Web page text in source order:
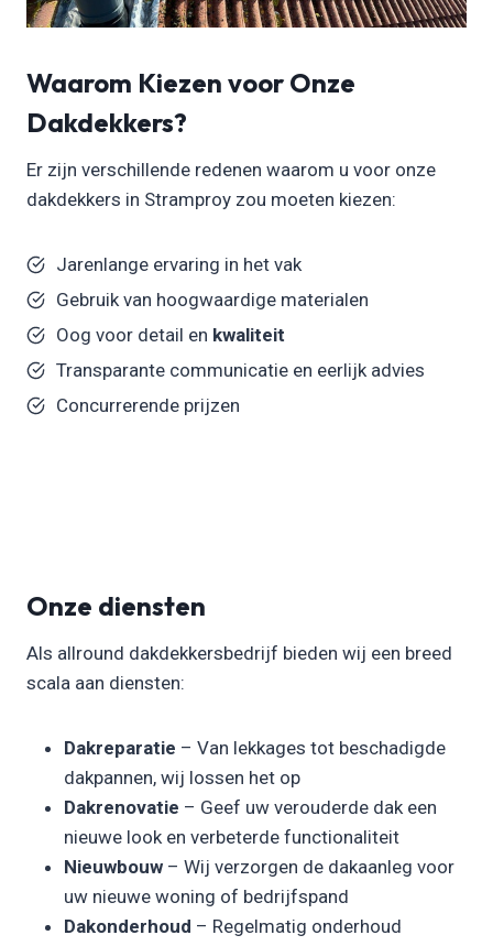
Waarom Kiezen voor Onze
Dakdekkers?
Er zijn verschillende redenen waarom u voor onze
dakdekkers in Stramproy zou moeten kiezen:
Jarenlange ervaring in het vak
Gebruik van hoogwaardige materialen
Oog voor detail en kwaliteit
Transparante communicatie en eerlijk advies
Concurrerende prijzen
Onze diensten
Als allround dakdekkersbedrijf bieden wij een breed
scala aan diensten:
Dakreparatie – Van lekkages tot beschadigde
dakpannen, wij lossen het op
Dakrenovatie – Geef uw verouderde dak een
nieuwe look en verbeterde functionaliteit
Nieuwbouw – Wij verzorgen de dakaanleg voor
uw nieuwe woning of bedrijfspand
Dakonderhoud – Regelmatig onderhoud